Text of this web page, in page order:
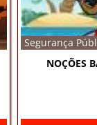
Segurança
NOÇÕES